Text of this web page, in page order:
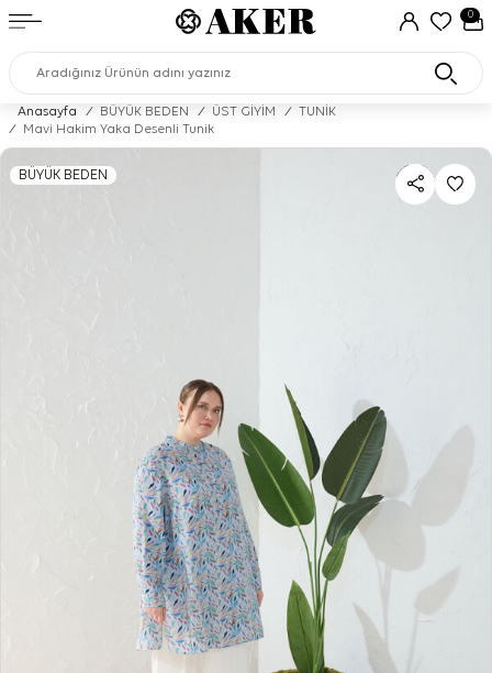
0
Anasayfa / BÜYÜK BEDEN / ÜST GİYİM /
TUNİK
/
Mavi Hakim Yaka Desenli Tunik
BÜYÜK BEDEN